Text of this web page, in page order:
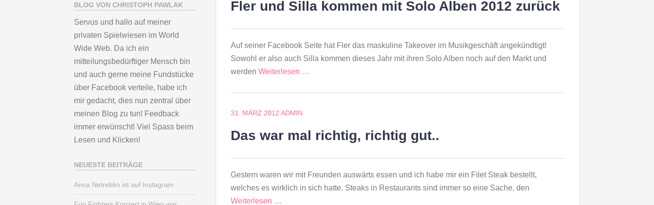
Fler und Silla kommen mit Solo Alben 2012 zurück
Auf seiner Facebook Seite hat Fler das maskuline Takeover im Musikgeschäft angekündtigt!
Sowohl er also auch Silla kommen dieses Jahr mit ihren Solo Alben noch auf den Markt und
werdenWeiterlesen …
31. MÄRZ 2012 ADMIN
Das war mal richtig, richtig gut..
Gestern waren wir mit Freunden auswärts essen und ich habe mir ein Filet Steak bestellt,
welches es wirklich in sich hatte. Steaks in Restaurants sind immer so eine Sache, den
Weiterlesen …
BLOG VON CHRISTOPH PAWLAK
Servus und hallo auf meiner
privaten Spielwiesen im World
Wide Web. Da ich ein
mitteilungsbedürftiger Mensch bin
und auch gerne meine Fundstücke
über Facebook verteile, habe ich
mir gedacht, dies nun zentral über
meinen Blog zu tun! Feedback
immer erwünscht! Viel Spass beim
Lesen und Klicken!
NEUESTE BEITRÄGE
Anna Netrebko ist auf Instagram